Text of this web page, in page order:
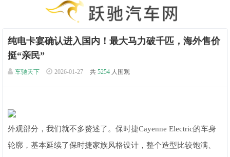
纯电卡宴确认进入国内！最大马力破千匹，海外售价
挺“亲民”
车驰天下 2026-01-27 共 5254 人围观
外观部分，我们就不多赘述了。保时捷Cayenne Electric的车身
轮廓，基本延续了保时捷家族风格设计，整个造型比较饱满、